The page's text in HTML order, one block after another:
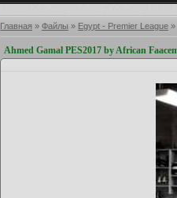
Главная » Файлы » Egypt - Premier League »
Ahmed Gamal PES2017 by African